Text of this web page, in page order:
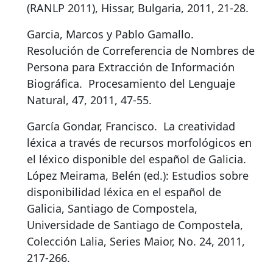
(RANLP 2011), Hissar, Bulgaria, 2011, 21-28.
Garcia, Marcos y Pablo Gamallo.
Resolución de Correferencia de Nombres de
Persona para Extracción de Información
Biográfica. Procesamiento del Lenguaje
Natural, 47, 2011, 47-55.
García Gondar, Francisco. La creatividad
léxica a través de recursos morfológicos en
el léxico disponible del español de Galicia.
López Meirama, Belén (ed.): Estudios sobre
disponibilidad léxica en el español de
Galicia, Santiago de Compostela,
Universidade de Santiago de Compostela,
Colección Lalia, Series Maior, No. 24, 2011,
217-266.